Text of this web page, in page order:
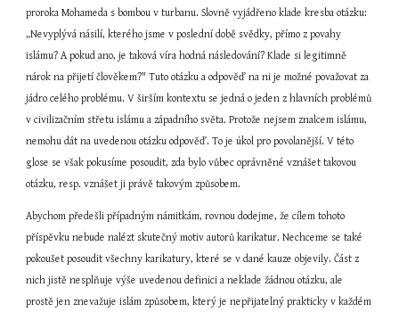
proroka Mohameda s bombou v turbanu. Slovně vyjádřeno klade kresba otázku:
„Nevyplývá násilí, kterého jsme v poslední době svědky, přímo z povahy
islámu? A pokud ano, je taková víra hodná následování? Klade si legitimně
nárok na přijetí člověkem?" Tuto otázku a odpověď na ni je možné považovat za
jádro celého problému. V širším kontextu se jedná o jeden z hlavních problémů
v civilizačním střetu islámu a západního světa. Protože nejsem znalcem islámu,
nemohu dát na uvedenou otázku odpověď. To je úkol pro povolanější. V této
glose se však pokusíme posoudit, zda bylo vůbec oprávněné vznášet takovou
otázku, resp. vznášet ji právě takovým způsobem.
Abychom předešli případným námitkám, rovnou dodejme, že cílem tohoto
příspěvku nebude nalézt skutečný motiv autorů karikatur. Nechceme se také
pokoušet posoudit všechny karikatury, které se v dané kauze objevily. Část z
nich jistě nesplňuje výše uvedenou definici a neklade žádnou otázku, ale
prostě jen znevažuje islám způsobem, který je nepřijatelný prakticky v každém